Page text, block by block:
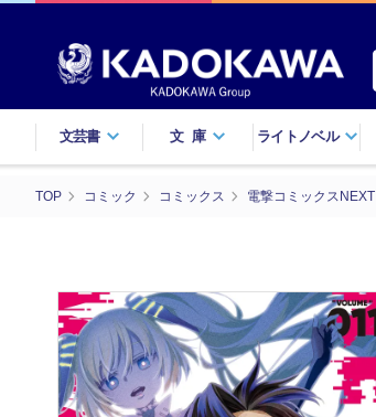
文芸書 文庫 ライトノベル
TOP コミック コミックス 電撃コミックスNEXT